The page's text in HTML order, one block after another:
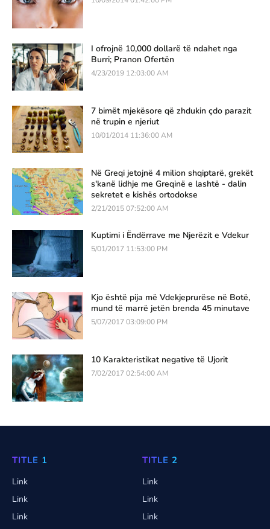
I ofrojnë 10,000 dollarë të ndahet nga
Burri; Pranon Ofertën
4/23/2019 12:03:00 AM
7 bimët mjekësore që zhdukin çdo parazit
në trupin e njeriut
10/01/2014 11:36:00 AM
Në Greqi jetojnë 4 milion shqiptarë, grekët
s'kanë lidhje me Greqinë e lashtë - dalin
sekretet e kishës ortodokse
2/21/2015 07:52:00 AM
Kuptimi i Ëndërrave me Njerëzit e Vdekur
5/01/2017 11:53:00 PM
Kjo është pija më Vdekjeprurëse në Botë,
mund të marrë jetën brenda 45 minutave
5/07/2017 03:09:00 PM
10 Karakteristikat negative të Ujorit
7/02/2017 02:54:00 AM
TITLE 1
Link
Link
Link
TITLE 2
Link
Link
Link